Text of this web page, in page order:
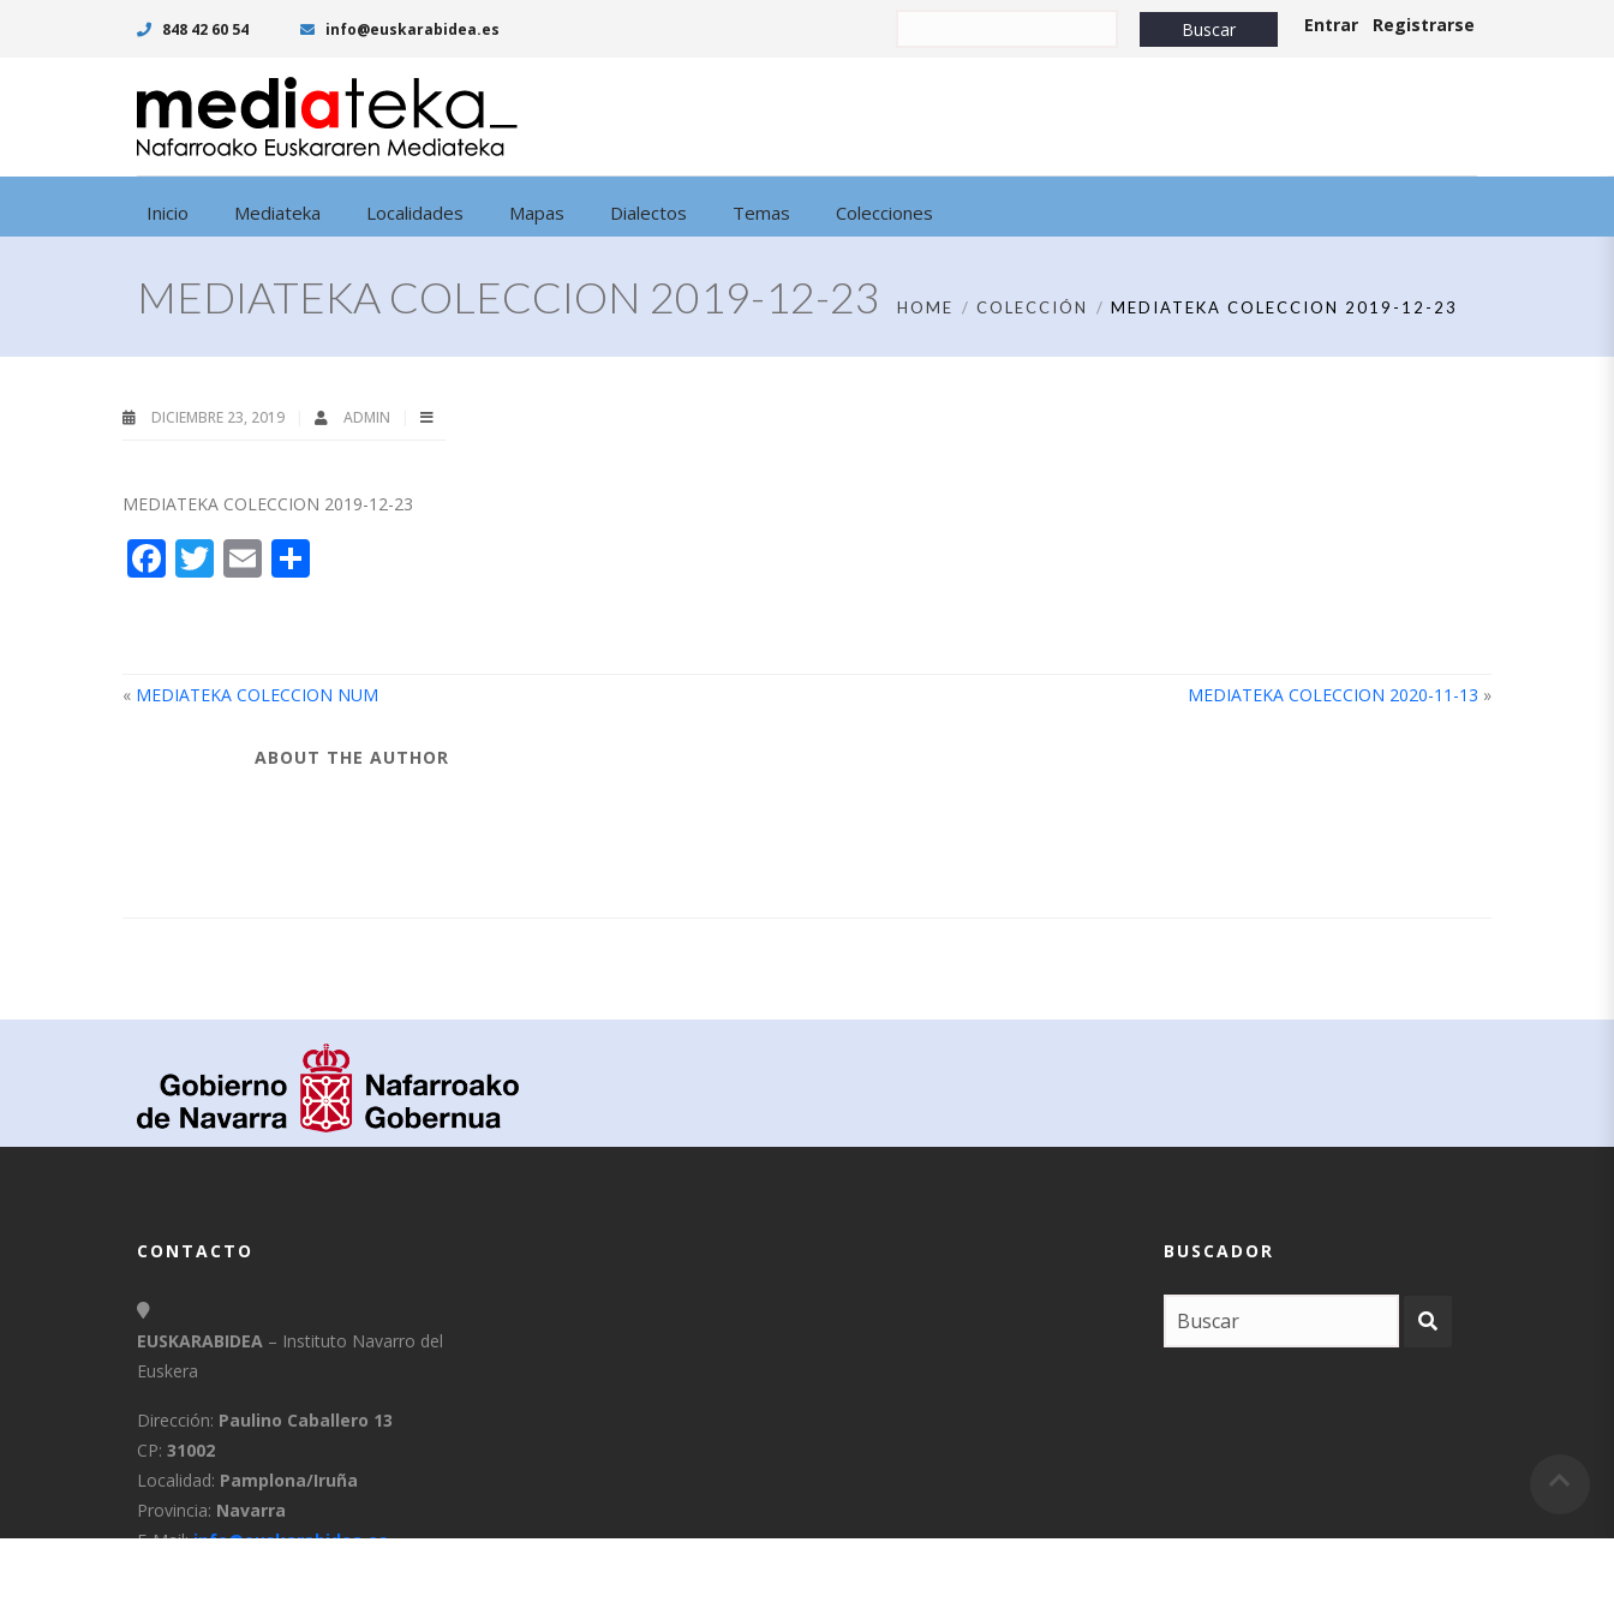
848 42 60 54 info@euskarabidea.es Entrar Registrarse
Inicio Mediateka Localidades Mapas Dialectos Temas Colecciones
MEDIATEKA COLECCION 2019-12-23 HOME COLECCIÓN MEDIATEKA COLECCION 2019-12-23
DICIEMBRE 23, 2019 ADMIN
MEDIATEKA COLECCION 2019-12-23
Facebook
Twitter
Email
« MEDIATEKA COLECCION NUM MEDIATEKA COLECCION 2020-11-13 »
ABOUT THE AUTHOR
CONTACTO
EUSKARABIDEA – Instituto Navarro del
Euskera
Dirección: Paulino Caballero 13
CP: 31002
Localidad: Pamplona/Iruña
Provincia: Navarra
E-Mail:info@euskarabidea.es
BUSCADOR